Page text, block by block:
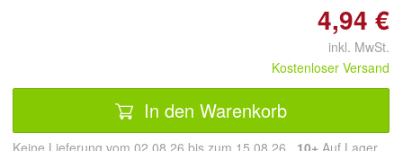
4,94 €
inkl. MwSt.
Kostenloser Versand
In den Warenkorb